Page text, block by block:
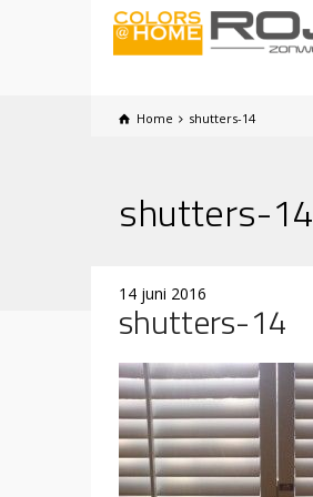
Home shutters-14
shutters-14
14 juni 2016
shutters-14